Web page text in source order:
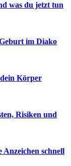
was du jetzt tun
im Diako
Körper
Risiken und
schnell